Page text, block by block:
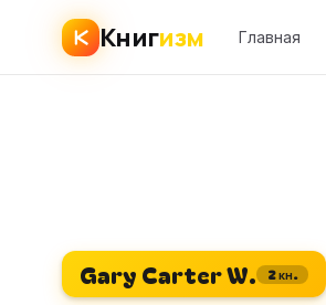
Книгизм Главная
Gary Carter W. 2 кн.